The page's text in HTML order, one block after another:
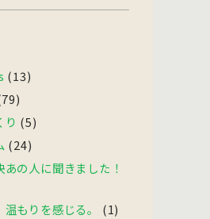
(13)
り (5)
(24)
の人に聞きました！
もりを感じる。
(1)